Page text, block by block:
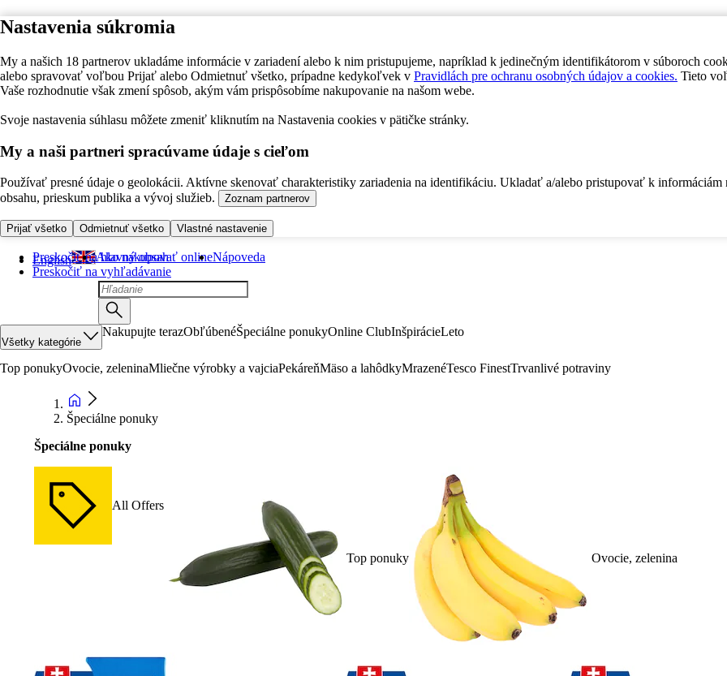
Nastavenia súkromia
My a našich 18 partnerov ukladáme informácie v zariadení alebo k nim pristupujeme, napríklad k jedinečným identifikátorom v súboroch
alebo spravovať voľbou Prijať alebo Odmietnuť všetko, prípadne kedykoľvek v Pravidlách pre ochranu osobných údajov a cookies. Tieto
Vaše rozhodnutie však zmení spôsob, akým vám prispôsobíme nakupovanie na našom webe.
Svoje nastavenia súhlasu môžete zmeniť kliknutím na Nastavenia cookies v pätičke stránky.
My a naši partneri spracúvame údaje s cieľom
Používať presné údaje o geolokácii. Aktívne skenovať charakteristiky zariadenia na identifikáciu. Ukladať a/alebo pristupovať k informáciám
obsahu, prieskum publika a vývoj služieb.
Zoznam partnerov
Prijať všetko Odmietnuť všetko Vlastné nastavenie
Preskočiť na hlavný obsah
Preskočiť na vyhľadávanie
English Ako nakupovať onlineNápoveda
Všetky kategórie
Nakupujte terazObľúbenéŠpeciálne ponukyOnline ClubInšpirácieLeto
Top ponukyOvocie, zeleninaMliečne výrobky a vajciaPekáreňMäso a lahôdkyMrazenéTesco FinestTrvanlivé potraviny
Špeciálne ponuky
Špeciálne ponuky
All Offers
Top ponuky Ovocie, zelenina